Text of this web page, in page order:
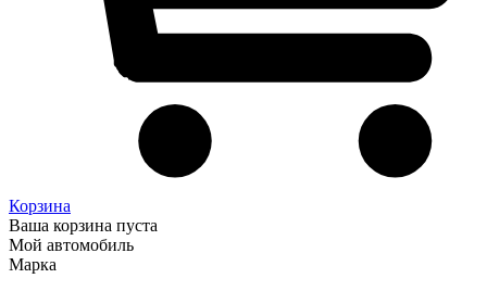
Корзина
Ваша корзина пуста
Мой автомобиль
Марка